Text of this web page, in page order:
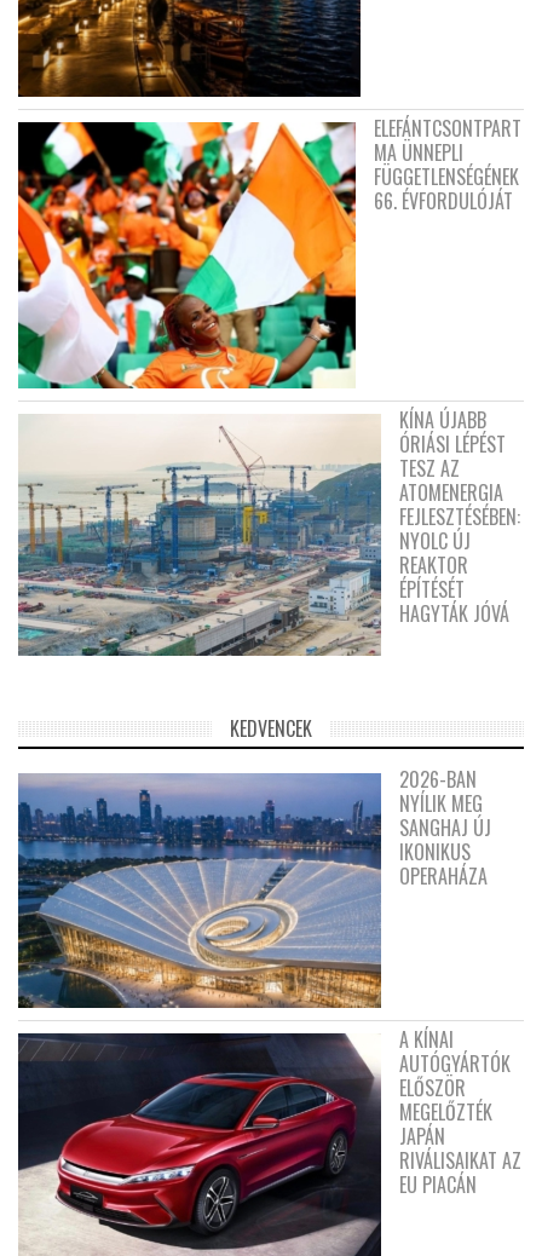
ELEFÁNTCSONTPART
MA ÜNNEPLI
FÜGGETLENSÉGÉNEK
66. ÉVFORDULÓJÁT
KÍNA ÚJABB
ÓRIÁSI LÉPÉST
TESZ AZ
ATOMENERGIA
FEJLESZTÉSÉBEN:
NYOLC ÚJ
REAKTOR
ÉPÍTÉSÉT
HAGYTÁK JÓVÁ
KEDVENCEK
2026-BAN
NYÍLIK MEG
SANGHAJ ÚJ
IKONIKUS
OPERAHÁZA
A KÍNAI
AUTÓGYÁRTÓK
ELŐSZÖR
MEGELŐZTÉK
JAPÁN
RIVÁLISAIKAT AZ
EU PIACÁN